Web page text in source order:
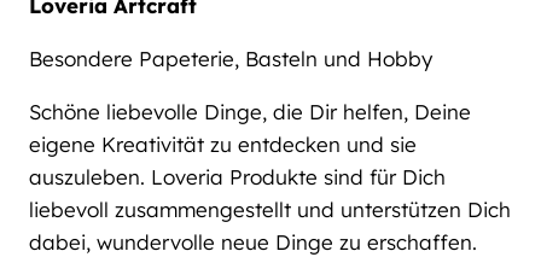
Loveria Artcraft
Besondere Papeterie, Basteln und Hobby
Schöne liebevolle Dinge, die Dir helfen, Deine
eigene Kreativität zu entdecken und sie
auszuleben. Loveria Produkte sind für Dich
liebevoll zusammengestellt und unterstützen Dich
dabei, wundervolle neue Dinge zu erschaffen.